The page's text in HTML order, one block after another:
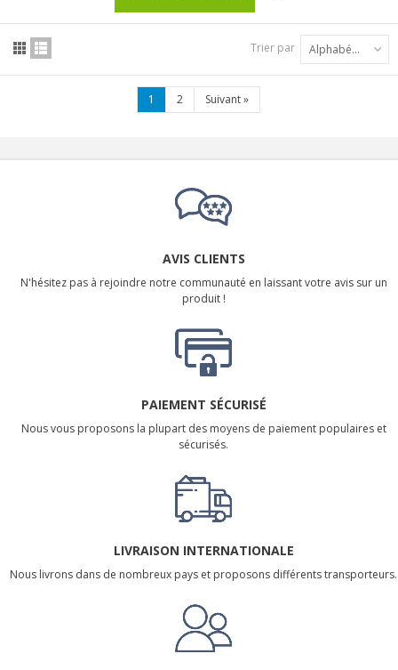
Trier par Alphabétique : A à Z
1 2 Suivant»
AVIS CLIENTS
N'hésitez pas à rejoindre notre communauté en laissant votre avis sur un
produit !
PAIEMENT SÉCURISÉ
Nous vous proposons la plupart des moyens de paiement populaires et
sécurisés.
LIVRAISON INTERNATIONALE
Nous livrons dans de nombreux pays et proposons différents transporteurs.